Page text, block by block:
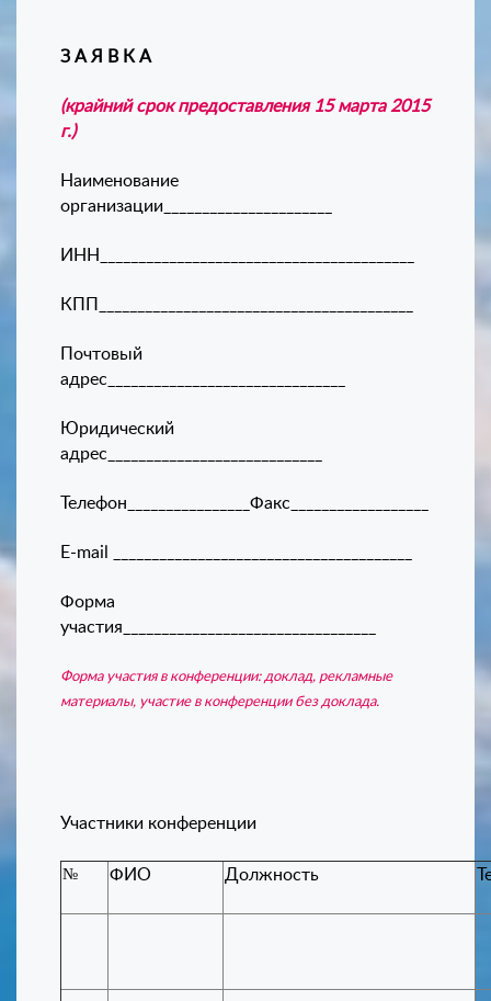
З А Я В К А
(крайний срок предоставления 15 марта 2015
г.)
Наименование
организации______________________
ИНН_________________________________________
КПП_________________________________________
Почтовый
адрес_______________________________
Юридический
адрес____________________________
Телефон________________Факс__________________
Е-mail
Форма
участия_________________________________
Форма участия в конференции: доклад, рекламные
материалы, участие в конференции без доклада.
Участники конференции
№ ФИО Должность